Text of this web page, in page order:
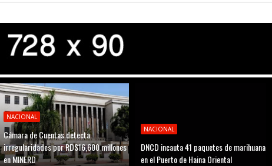
NACIONAL
Cámara de Cuentas detecta
irregularidades por RD$16,600 millones
en MINERD
NACIONAL
DNCD incauta 41 paquetes de marihuana
en el Puerto de Haina Oriental